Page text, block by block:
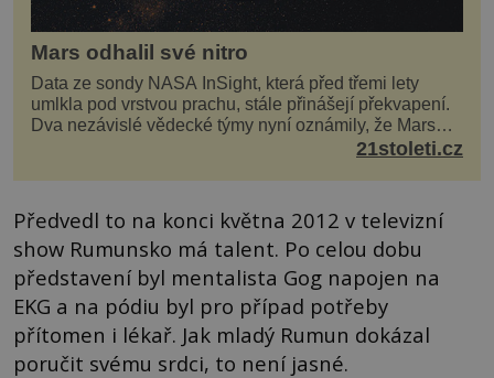
Mars odhalil své nitro
Data ze sondy NASA InSight, která před třemi lety
umlkla pod vrstvou prachu, stále přinášejí překvapení.
Dva nezávislé vědecké týmy nyní oznámily, že Mars
má nejen plášť plný trosek z dávných impaktů,...21stoleti.cz
Předvedl to na konci května 2012 v televizní
show Rumunsko má talent. Po celou dobu
představení byl mentalista Gog napojen na
EKG a na pódiu byl pro případ potřeby
přítomen i lékař. Jak mladý Rumun dokázal
poručit svému srdci, to není jasné.